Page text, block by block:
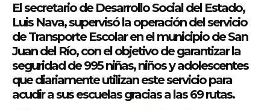
El secretario de Desarrollo Social del Estado,
Luis Nava, supervisó la operación del servicio
de Transporte Escolar en el municipio de San
Juan del Río, con el objetivo de garantizar la
seguridad de 995 niñas, niños y adolescentes
que diariamente utilizan este servicio para
acudir a sus escuelas gracias a las 69 rutas.